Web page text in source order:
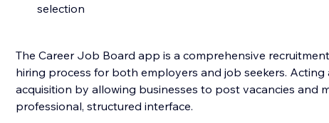
selection
The Career Job Board app is a comprehensive
hiring process for both employers and job seekers.
acquisition by allowing businesses to post vacancies and
professional, structured interface.